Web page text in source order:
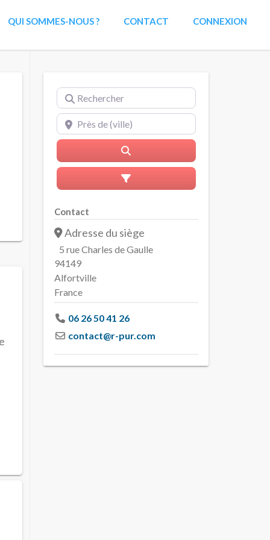
QUI SOMMES-NOUS ? CONTACT CONNEXION
Rechercher
Près de (ville)
Advanced Filters
Contact
Adresse du siège
5 rue Charles de Gaulle
94149
Alfortville
France
06 26 50 41 26
contact@r-pur.com